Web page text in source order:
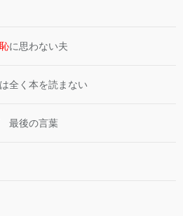
恥に思わない夫
全く本を読まない
最後の言葉